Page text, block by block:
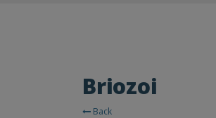
Briozoi
Back